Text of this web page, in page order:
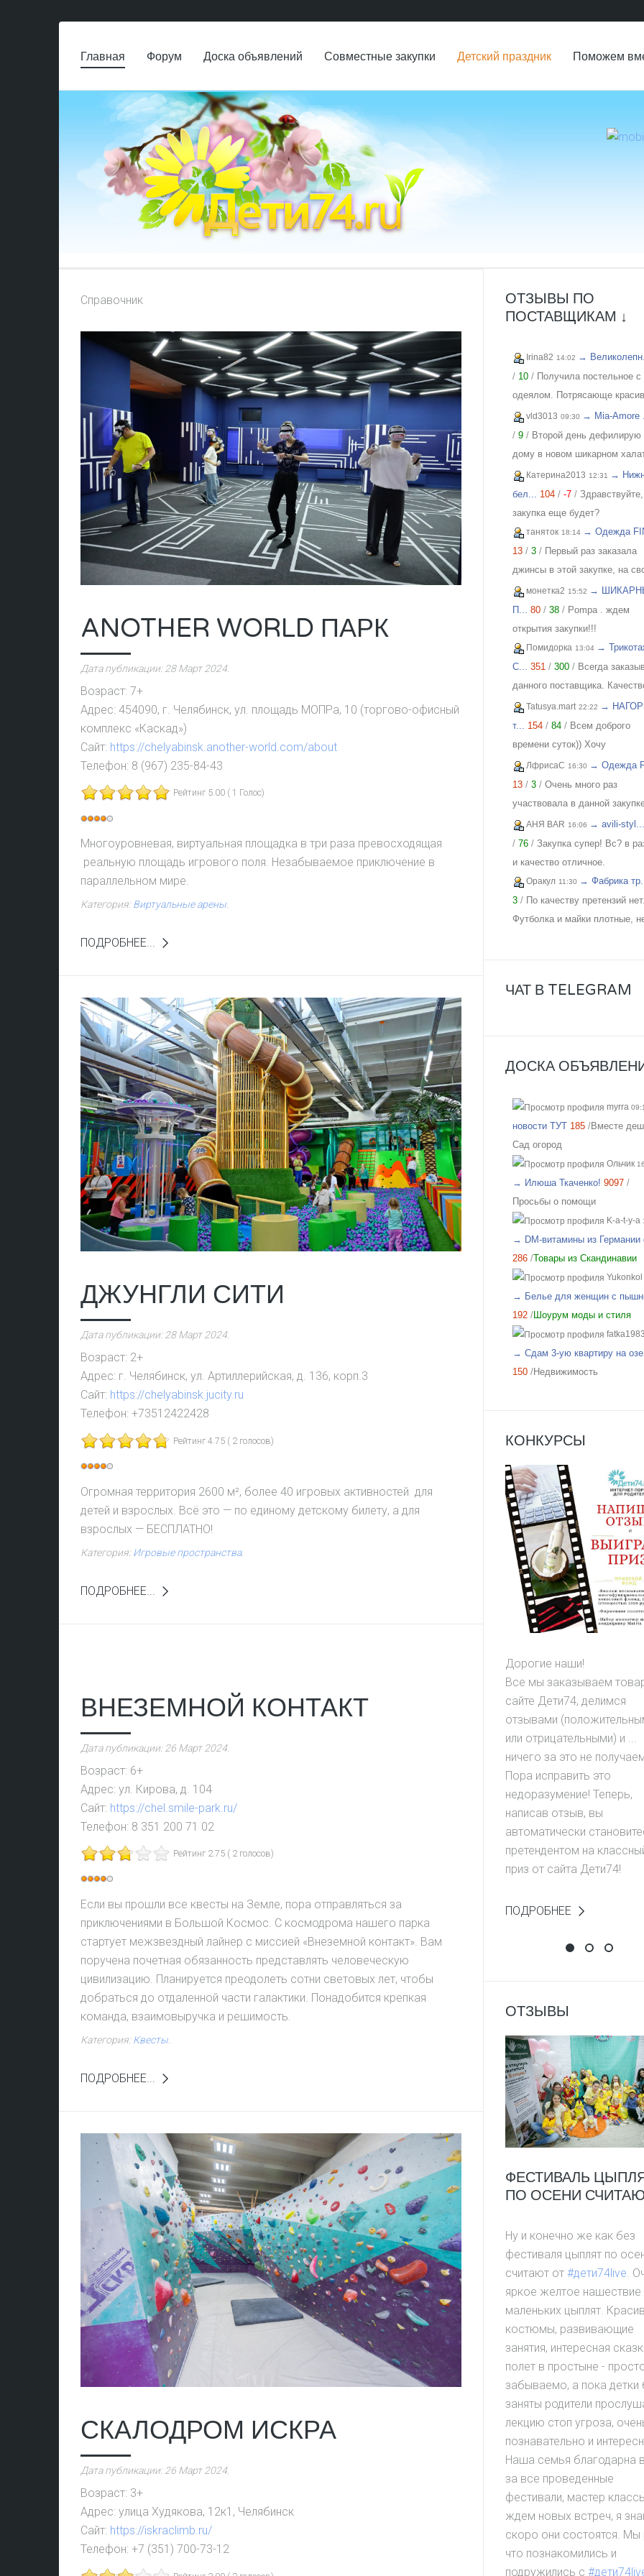
Главная Форум Доска объявлений Совместные закупки Детский праздник Поможем
Справочник
ANOTHER WORLD ПАРК
Дата публикации: 28 Март 2024.
Возраст: 7+
Адрес: 454090, г. Челябинск, ул. площадь МОПРа, 10 (торгово-офисный
комплекс «Каскад»)
Сайт: https://chelyabinsk.another-world.com/about
Телефон: 8 (967) 235-84-43
Рейтинг 5.00 ( 1 Голос)
Рейтинг:
4
Многоуровневая, виртуальная площадка в три раза превосходящая
реальную площадь игрового поля. Незабываемое приключение в
параллельном мире.
Категория:Виртуальные арены.
ПОДРОБНЕЕ...
ДЖУНГЛИ СИТИ
Дата публикации:28 Март 2024.
Возраст: 2+
Адрес: г. Челябинск, ул. Артиллерийская, д. 136, корп.3
Сайт: https://chelyabinsk.jucity.ru
Телефон: +73512422428
Рейтинг 4.75 ( 2 голосов)
Рейтинг:
4
Огромная территория 2600 м², более 40 игровых активностей для
детей и взрослых. Всё это — по единому детскому билету, а для
взрослых — БЕСПЛАТНО!
Категория:Игровые пространства.
ПОДРОБНЕЕ...
ВНЕЗЕМНОЙ КОНТАКТ
Дата публикации: 26 Март 2024.
Возраст: 6+
Адрес: ул. Кирова, д. 104
Сайт: https://chel.smile-park.ru/
Телефон: 8 351 200 71 02
Рейтинг 2.75 ( 2 голосов)
Рейтинг:
4
Если вы прошли все квесты на Земле, пора отправляться за
приключениями в Большой Космос. С космодрома нашего парка
стартует межзвездный лайнер с миссией «Внеземной контакт». Вам
поручена почетная обязанность представлять человеческую
цивилизацию. Планируется преодолеть сотни световых лет, чтобы
добраться до отдаленной части галактики. Понадобится крепкая
команда, взаимовыручка и решимость.
Категория:Квесты
ПОДРОБНЕЕ...
СКАЛОДРОМ ИСКРА
Дата публикации:26 Март 2024.
Возраст: 3+
Адрес: улица Худякова, 12к1, Челябинск
Сайт: https://iskraclimb.ru/
Телефон: +7 (351) 700-73-12
ОТЗЫВЫ ПО
ПОСТАВЩИКАМ ↓
Irina82 14:02 →
/ 10 / Получила постельное с
одеялом. Потрясающе
нежное, с руками. Очень
довольна. Хочу еще! Спасибо
vld3013 09:30 → Mia-Amore
/ 9 / Второй день дефилирую
дому в новом шикарном
Изящный, с кружевом,
красивый. Куплен на
по отличной цене. Спасибо
организатору за возможность
приобретать красивые вещи по
приятным ценам. Желаю
процветания и
Катерина2013 12:31
→
бел... 104 / -7 / Здравствуйте,
закупка еще будет?
таняток 18:14 → Одежда
13 / 3 / Первый раз заказала
джинсы в этой закупке, на
46, взяла 29. Организатор
оперативно отвечает на
Спасибо!!!
монетка2 15:52 →
П... 80 / 38 / Pompa . ждем
открытия закупки!!!
Помидорка 13:04 →
C... 351 / 300 / Всегда
данного поставщика.
отличное, всем довольна!
Tatusya.mart 22:22 →
т... 154 / 84 / Всем доброго
времени суток)) Хочу
похвастаться своей
обновкой,заказывала сарафан
закупке (Нагорная трикотаж) и
осталась в полном восторге
качества)) Соответствие
всяких похвал))
ЛфрисаС 16:30 → Одежда
13 / 3 / Очень много раз
участвовала в данной
приобретала и для себя и
и джинсы, и джемпера, и
блузки, вещи качественные,
соответствуют размеру и
описанию, организатор
всегда оперативно отвечает,
АНЯ BAR 16:06 → avili-styl...
/ 76 / Закупка супер! Вс? в
и качество отличное.
Оракул 11:30 → Фабрика
3 / По качеству претензий нет.
Футболка и майки плотные,
все равно получилось в
юбками не заправляя.
ЧАТ В TELEGRAM
ДОСКА
myrra
новости ТУТ 185 /Вместе
Сад огород
Ольчик
→ Илюша Ткаченко! 9097 /
Просьбы о помощи
K-a-t-y-a
→ DM-витамины из
286 /Товары из Скандинавии
Yukonkol
→ Белье для женщин с
192 /Шоурум моды и стиля
fatka1983
→ Сдам 3-ую квартиру на
150 /Недвижимость
КОНКУРСЫ
Дорогие наши!
Все мы заказываем
сайте Дети74, делимся
отзывами
или отрицательными) и ...
ничего за это не
Пора исправить это
недоразумение! Теперь,
написав отзыв, вы
автоматически
претендентом на
приз от сайта Дети74!
ПОДРОБНЕЕ
НАПИШИ
Выиграй
ОТЗЫВЫ
ФЕСТИВАЛЬ
ПО ОСЕНИ
Ну и конечно же как без
фестиваля цыплят по
считают от #дети74live.
яркое желтое нашествие
маленьких цыплят.
костюмы, развивающие
занятия, интересная
полет в простыне -
забываемо, а пока детки
заняты родители
лекцию стоп угроза,
познавательно и
Наша семья благодарна
за все проведенные
фестивали, мастер
ждем новых встреч, я
скоро они состоятся. Мы
что познакомились и
подружились с